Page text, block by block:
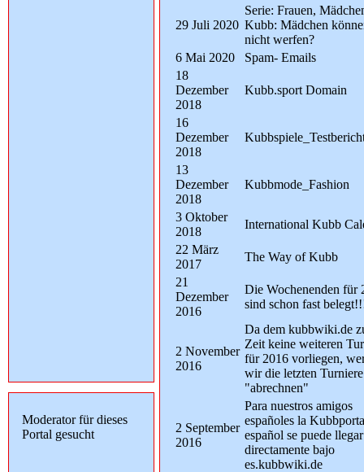
29 Juli 2020
Serie: Frauen,
Kubb: Mädchen
nicht werfen?
6 Mai 2020
Spam- Emails
18
Dezember
2018
Kubb.sport Domain
16
Dezember
2018
13
Dezember
2018
Kubbmode_Fashion
3 Oktober
2018
International Kubb
22 März
2017
The Way of Kubb
21
Dezember
2016
Die Wochenenden für
sind schon fast
2 November
2016
Da dem kubbwiki.de
Zeit keine weiteren
für 2016 vorliegen,
wir die letzten Turniere
"abrechnen"
2 September
2016
Para nuestros amigos
españoles la
español se puede llegar
directamente bajo
es.kubbwiki.de
Moderator für dieses
Portal gesucht